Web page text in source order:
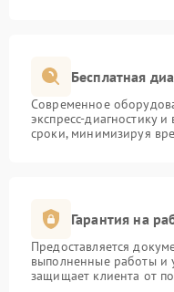
Бесплатная
Современное
экспресс-диагностику
сроки, минимизируя
Гарантия на
Предоставляется
выполненные работы и
защищает клиента от